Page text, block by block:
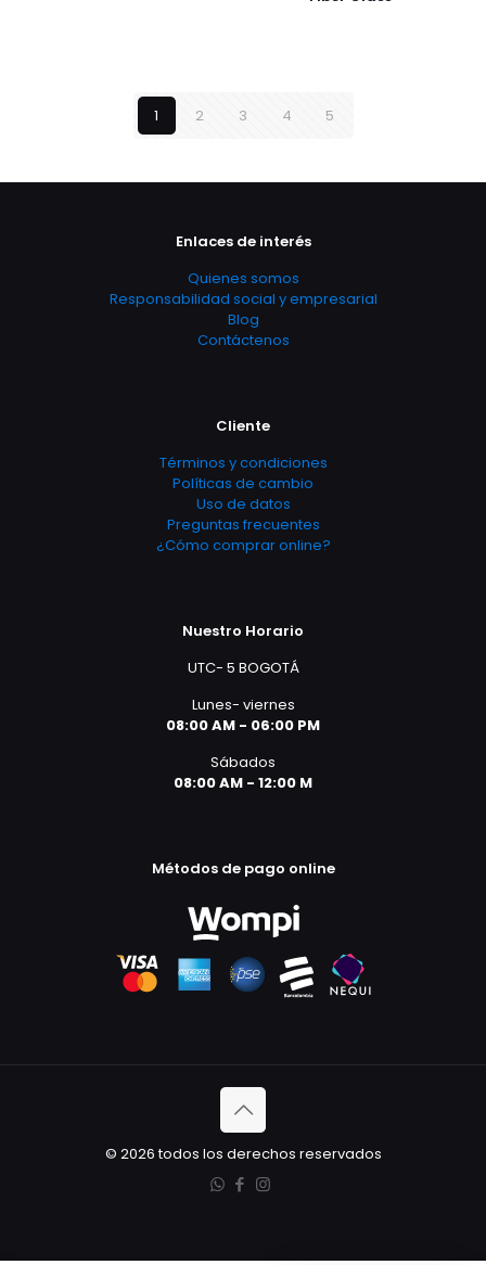
1 2 3 4 5
Enlaces de interés
Quienes somos
Responsabilidad social y empresarial
Blog
Contáctenos
Cliente
Términos y condiciones
Políticas de cambio
Uso de datos
Preguntas frecuentes
¿Cómo comprar online?
Nuestro Horario
UTC- 5 BOGOTÁ
Lunes- viernes
08:00 AM - 06:00 PM
Sábados
08:00 AM - 12:00 M
Métodos de pago online
© 2026 todos los derechos reservados